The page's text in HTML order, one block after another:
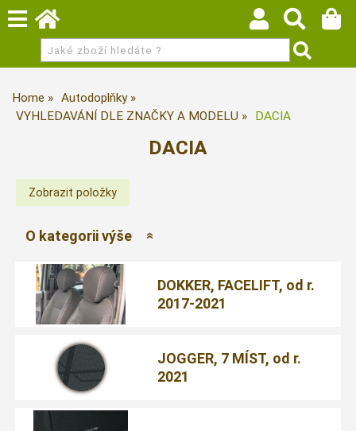
Home
Autodoplňky
VYHLEDAVÁNÍ DLE ZNAČKY A MODELU
DACIA
DACIA
O kategorii výše
DOKKER, FACELIFT, od r.
2017-2021
JOGGER, 7 MÍST, od r.
2021